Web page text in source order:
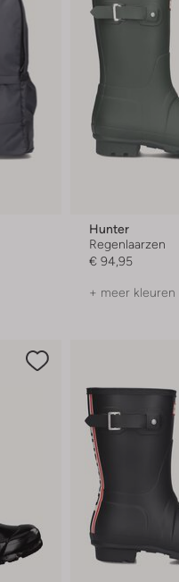
Hunter
Regenlaarzen
€ 94,95
+ meer kleuren